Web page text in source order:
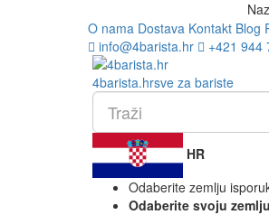
O nama Dostava Kontakt Blog
info@4barista.hr
+421 944
4barista.hrsve za bariste
HR
Odaberite zemlju
Odaberite svoju zemlju